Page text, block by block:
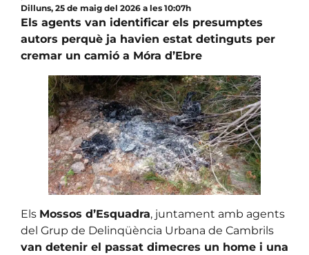
Dilluns, 25 de maig del 2026 a les 10:07h
Els agents van identificar els presumptes
autors perquè ja havien estat detinguts per
cremar un camió a Móra d’Ebre
Els Mossos d’Esquadra, juntament amb agents
del Grup de Delinqüència Urbana de Cambrils
van detenir el passat dimecres un home i una